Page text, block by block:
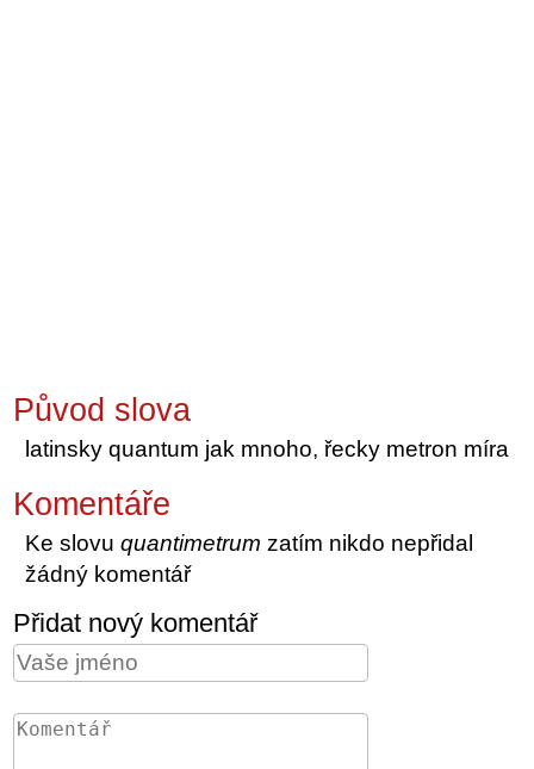
Původ slova
latinsky quantum jak mnoho, řecky metron míra
Komentáře
Ke slovuquantimetrum zatím nikdo nepřidal
žádný komentář
Přidat nový komentář